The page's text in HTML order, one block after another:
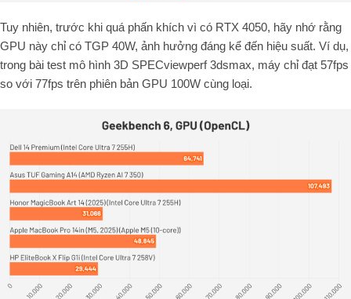
Tuy nhiên, trước khi quá phấn khích vì có RTX 4050, hãy nhớ rằng
GPU này chỉ có TGP 40W, ảnh hưởng đáng kể đến hiệu suất. Ví dụ,
trong bài test mô hình 3D SPECviewperf 3dsmax, máy chỉ đạt 57fps
so với 77fps trên phiên bản GPU 100W cùng loại.